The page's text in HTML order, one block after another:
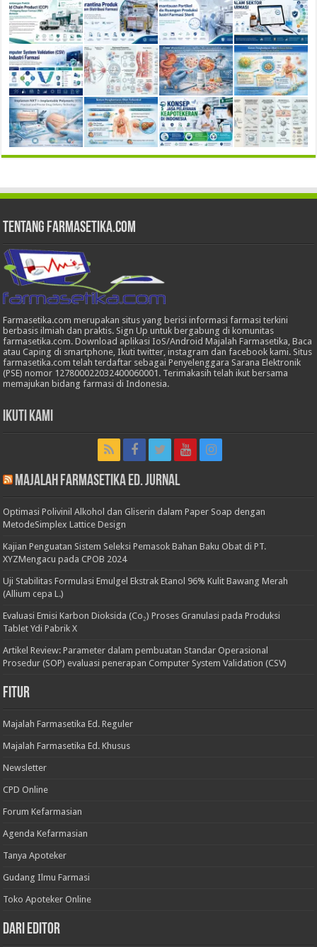
Tentang Farmasetika.com
Farmasetika.com merupakan situs yang berisi informasi farmasi terkini
berbasis ilmiah dan praktis. Sign Up untuk bergabung di komunitas
farmasetika.com. Download aplikasi IoS/Android Majalah Farmasetika, Baca
atau Caping di smartphone, Ikuti twitter, instagram dan facebook kami. Situs
farmasetika.com telah terdaftar sebagai Penyelenggara Sarana Elektronik
(PSE) nomor 127800022032400060001. Terimakasih telah ikut bersama
memajukan bidang farmasi di Indonesia.
Ikuti Kami
Majalah Farmasetika Ed. Jurnal
Optimasi Polivinil Alkohol dan Gliserin dalam Paper Soap dengan
MetodeSimplex Lattice Design
Kajian Penguatan Sistem Seleksi Pemasok Bahan Baku Obat di PT.
XYZMengacu pada CPOB 2024
Uji Stabilitas Formulasi Emulgel Ekstrak Etanol 96% Kulit Bawang Merah
(Allium cepa L.)
Evaluasi Emisi Karbon Dioksida (Co₂) Proses Granulasi pada Produksi
Tablet Ydi Pabrik X
Artikel Review: Parameter dalam pembuatan Standar Operasional
Prosedur (SOP) evaluasi penerapan Computer System Validation (CSV)
Fitur
Majalah Farmasetika Ed. Reguler
Majalah Farmasetika Ed. Khusus
Newsletter
CPD Online
Forum Kefarmasian
Agenda Kefarmasian
Tanya Apoteker
Gudang Ilmu Farmasi
Toko Apoteker Online
Dari Editor